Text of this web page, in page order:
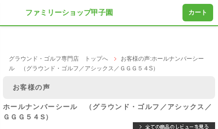
グラウンド・ゴルフ専門店 トップへ
お客様の声:ホールナンバーシー
ル （グラウンド・ゴルフ／アシックス／ＧＧＧ５４S）
お客様の声
ホールナンバーシール （グラウンド・ゴルフ／アシックス／
ＧＧＧ５４S）
ファミリーショップ甲子園 カート